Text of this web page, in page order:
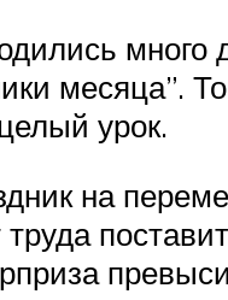
много
месяца”.
урок.
на